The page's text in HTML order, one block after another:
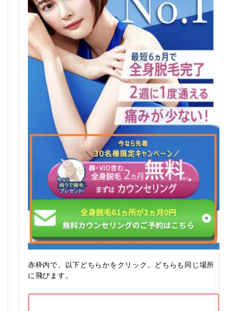
赤枠内で、以下どちらかをクリック。どちらも同じ場所
に飛びます。